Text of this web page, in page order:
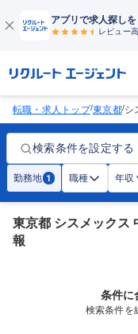
アプリで求人探しを
レビュー
転職・求人トップ/東京都/シ
検索条件を設定する
勤務地 1 職種 年収
東京都 シスメックス
報
条件に
検索条件を